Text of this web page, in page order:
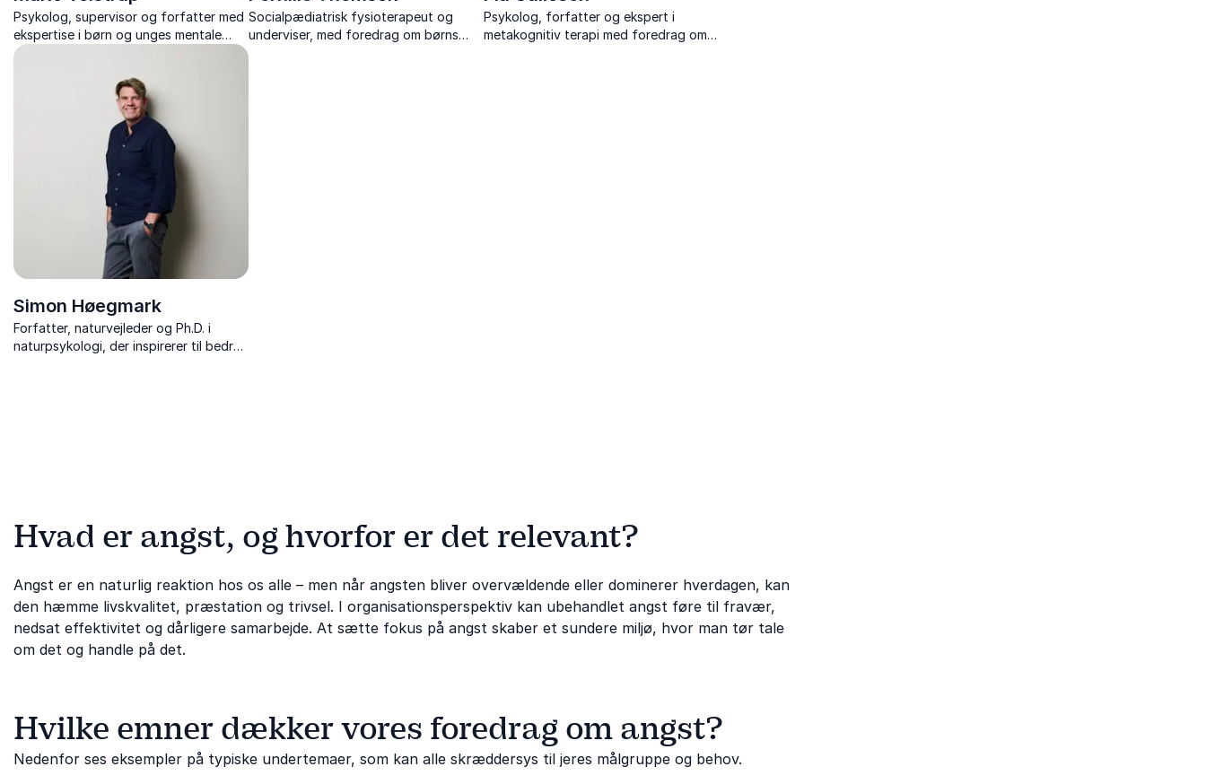
Psykolog, supervisor og forfatter med
ekspertise i børn og unges mentale
sundhed, herunder angst, OCD,
Socialpædiatrisk fysioterapeut og
underviser, med foredrag om børns
mentale sundhed, nervesystemets
Psykolog, forfatter og ekspert i
metakognitiv terapi med foredrag om
Simon Høegmark
Forfatter, naturvejleder og Ph.D. i
naturpsykologi, der inspirerer til bedre
Hvad er angst, og hvorfor er det relevant?
Angst er en naturlig reaktion hos os alle – men når angsten bliver overvældende eller dominerer hverdagen, kan
den hæmme livskvalitet, præstation og trivsel. I organisations­perspektiv kan ubehandlet angst føre til fravær,
nedsat effektivitet og dårligere samarbejde. At sætte fokus på angst skaber et sundere miljø, hvor man tør tale
om det og handle på det.
Hvilke emner dækker vores foredrag om angst?
Nedenfor ses eksempler på typiske undertemaer, som kan alle skræddersys til jeres målgruppe og behov.